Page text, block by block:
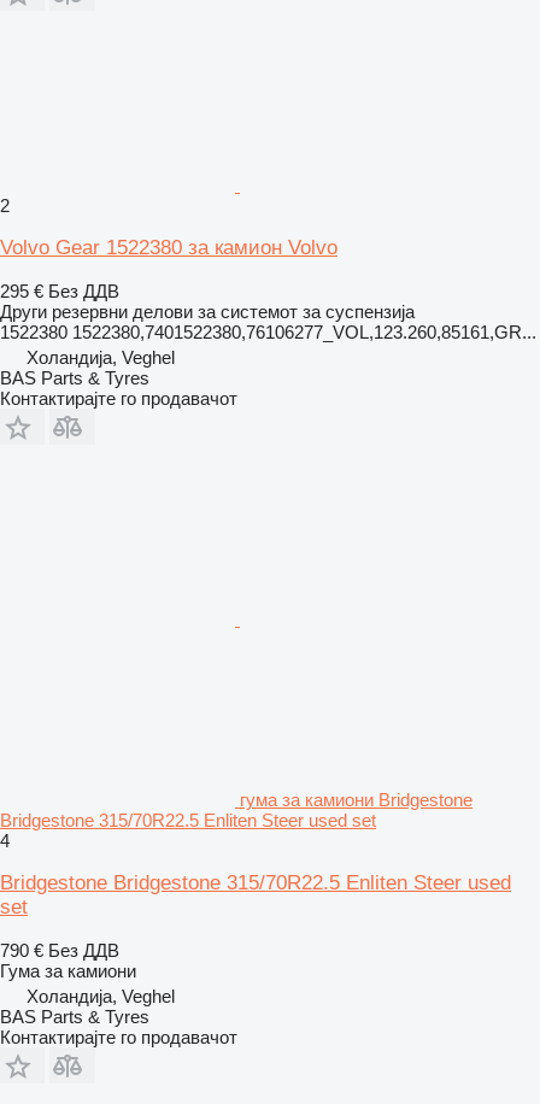
2
Volvo Gear 1522380 за камион Volvo
295 € Без ДДВ
Други резервни делови за системот за суспензија
1522380 1522380,7401522380,76106277_VOL,123.260,85161,GR...
Холандија, Veghel
BAS Parts & Tyres
Контактирајте го продавачот
гума за камиони Bridgestone
Bridgestone 315/70R22.5 Enliten Steer used set
4
Bridgestone Bridgestone 315/70R22.5 Enliten Steer used
set
790 € Без ДДВ
Гума за камиони
Холандија, Veghel
BAS Parts & Tyres
Контактирајте го продавачот